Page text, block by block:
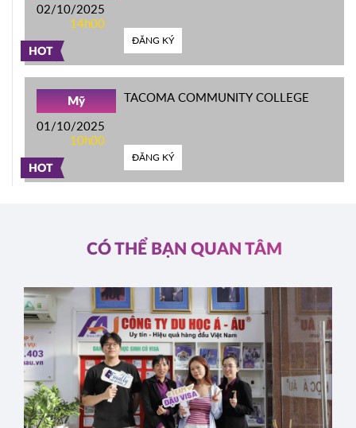
HOT
02/10/2025
14h00
ĐĂNG KÝ
HOT
Mỹ
01/10/2025
10h00
TACOMA COMMUNITY COLLEGE
ĐĂNG KÝ
CÓ THỂ BẠN QUAN TÂM